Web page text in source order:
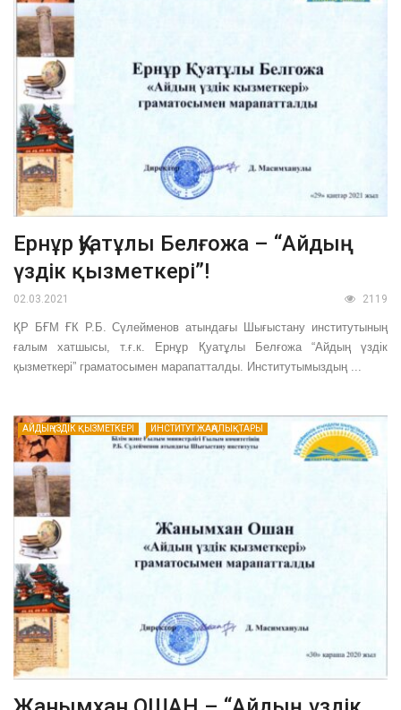
Ернұр Қуатұлы Белғожа – “Айдың
үздік қызметкері”!
02.03.2021 2119
ҚР БҒМ ҒК Р.Б. Сүлейменов атындағы Шығыстану институтының
ғалым хатшысы, т.ғ.к. Ернұр Қуатұлы Белғожа “Айдың үздік
қызметкері” граматосымен марапатталды. Институтымыздың ...
АЙДЫҢ ҮЗДІК ҚЫЗМЕТКЕРІ ИНСТИТУТ ЖАҢАЛЫҚТАРЫ